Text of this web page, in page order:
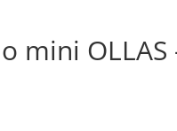
mini OLLAS